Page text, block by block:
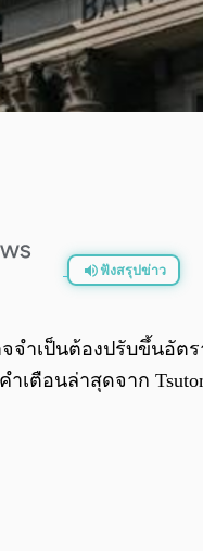
ฟังสรุปข่าว
จำเป็นต้องปรับขึ้นอัต
ำเตือนล่าสุดจาก